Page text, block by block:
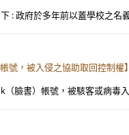
: 政府於多年前以蓋學校之名
號，被入侵之協助取回控制
臉書）帳號，被駭客或病毒